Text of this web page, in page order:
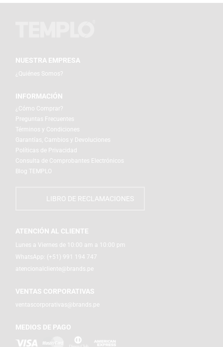
NUESTRA EMPRESA
¿Quiénes Somos?
INFORMACIÓN
¿Cómo Comprar?
Preguntas Frecuentes
Términos y Condiciones
Garantías, Cambios y Devoluciones
Políticas de Privacidad
Consulta de Comprobantes Electrónicos
Blog TEMPLO
LIBRO DE RECLAMACIONES
ATENCIÓN AL CLIENTE
Lunes a Viernes de 10:00 am a 10:00 pm
WhatsApp: (+51) 991 194 747
atencionalcliente@brands.pe
VENTAS CORPORATIVAS
ventascorporativas@brands.pe
MEDIOS DE PAGO